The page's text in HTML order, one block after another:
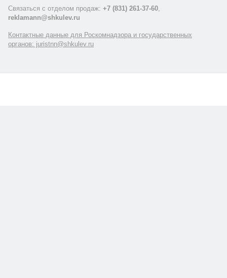
Связаться с отделом продаж: +7 (831) 261-37-60
reklamann@shkulev.ru
Контактные данные для Роскомнадзора и государственных
органов: juristnn@shkulev.ru